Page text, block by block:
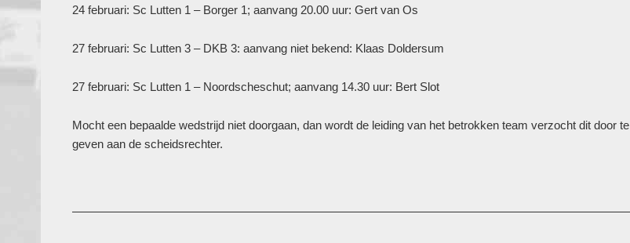
24 februari: Sc Lutten 1 – Borger 1; aanvang 20.00 uur: Gert van Os
27 februari: Sc Lutten 3 – DKB 3: aanvang niet bekend: Klaas Doldersum
27 februari: Sc Lutten 1 – Noordscheschut; aanvang 14.30 uur: Bert Slot
Mocht een bepaalde wedstrijd niet doorgaan, dan wordt de leiding van het betrokken team verzocht dit door te
geven aan de scheidsrechter.